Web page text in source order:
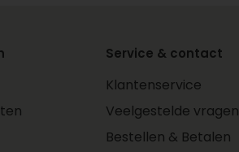
Service & contact
Klantenservice
Veelgestelde vragen
Bestellen & Betalen